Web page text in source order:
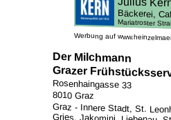
Werbung auf
Der Milchmann
Grazer
Rosenhaingasse 33
8010 Graz
Graz - Innere Stadt, St.
Gries, Jakomini, Liebenau,
Ries, Mariatrost, Andritz,
Wetzelsdorf,